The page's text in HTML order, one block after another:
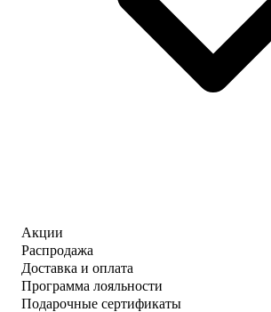
Акции
Распродажа
Доставка и оплата
Программа лояльности
Подарочные сертификаты